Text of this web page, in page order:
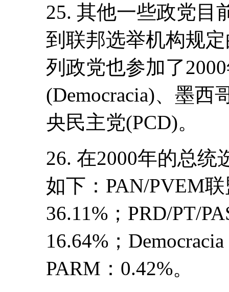
25. 其他一些政党目
到联邦选举机构规
列政党也参加了
(Democracia)、墨西
央民主党(PCD)。
26. 在2000年的总
如下：PAN/PVEM
36.11%；PRD/PT/
16.64%；
PARM：0.42%。